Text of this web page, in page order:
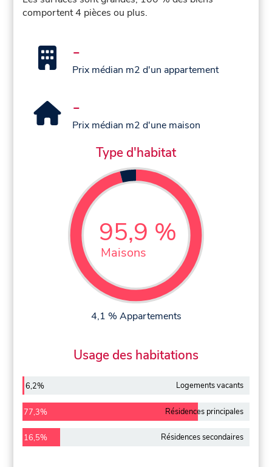
comportent 4 pièces ou plus.
-
Prix médian m2 d'un appartement
-
Prix médian m2 d'une maison
Type d'habitat
95,9 %
Maisons
4,1 % Appartements
Usage des habitations
6,2% Logements vacants
77,3% Résidences principales
16,5% Résidences secondaires